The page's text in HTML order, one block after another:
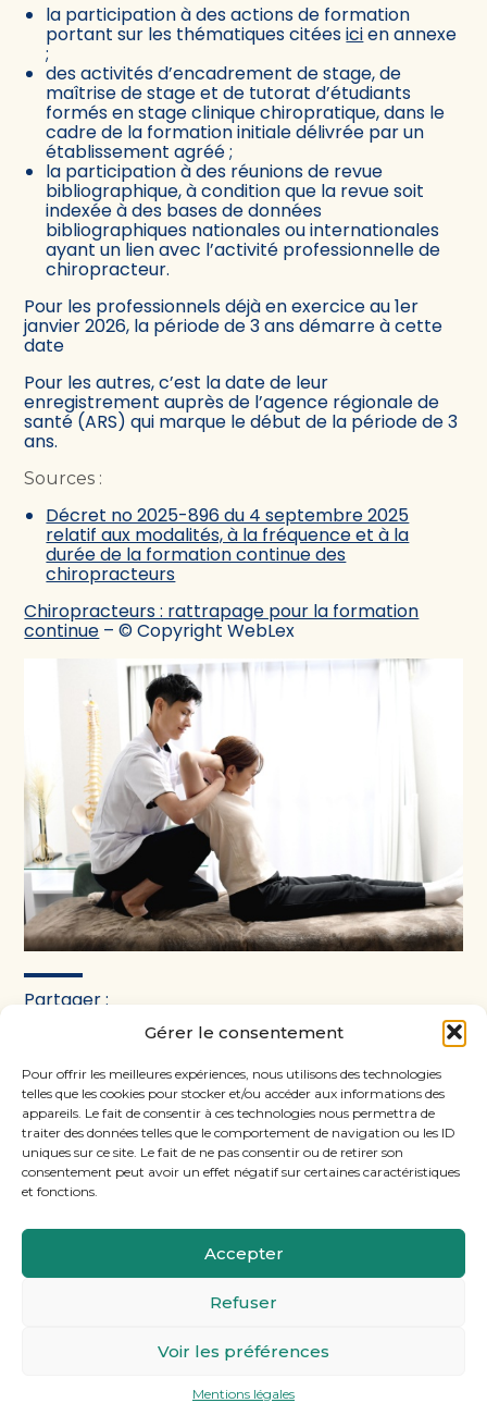
Gérer le consentement
Pour offrir les meilleures expériences, nous utilisons des technologies
telles que les cookies pour stocker et/ou accéder aux informations des
appareils. Le fait de consentir à ces technologies nous permettra de
traiter des données telles que le comportement de navigation ou les ID
uniques sur ce site. Le fait de ne pas consentir ou de retirer son
consentement peut avoir un effet négatif sur certaines caractéristiques
et fonctions.
Accepter
Refuser
Voir les préférences
Mentions légales
la participation à des actions de formation
portant sur les thématiques citéesicien annexe
;
des activités d’encadrement de stage, de
maîtrise de stage et de tutorat d’étudiants
formés en stage clinique chiropratique, dans le
cadre de la formation initiale délivrée par un
établissement agréé ;
la participation à des réunions de revue
bibliographique, à condition que la revue soit
indexée à des bases de données
bibliographiques nationales ou internationales
ayant un lien avec l’activité professionnelle de
chiropracteur.
Pour les professionnels déjà en exercice au 1er
janvier 2026, la période de 3 ans démarre à cette
date
Pour les autres, c’est la date de leur
enregistrement auprès de l’agence régionale de
santé (ARS) qui marque le début de la période de 3
ans.
Sources :
Décret no 2025-896 du 4 septembre 2025
relatif aux modalités, à la fréquence et à la
durée de la formation continue des
chiropracteurs
Chiropracteurs : rattrapage pour la formation
continue – © Copyright WebLex
Partager :
FaceBook
TwitterLinkedIn
Footer
11, rue Laugier, 75017 PARIS
MENTIONS LÉGALES